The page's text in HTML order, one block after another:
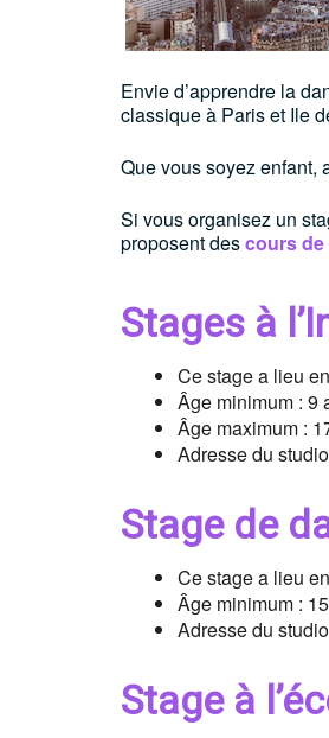
Envie d’apprendre la
classique à Paris et Ile
Que vous soyez enfant,
Si vous organisez un
proposent descours de
Stages à
Ce stage a lieu
Âge minimum : 9
Âge maximum :
Adresse du
Stage de
Ce stage a lieu
Âge minimum :
Adresse du
Stage à